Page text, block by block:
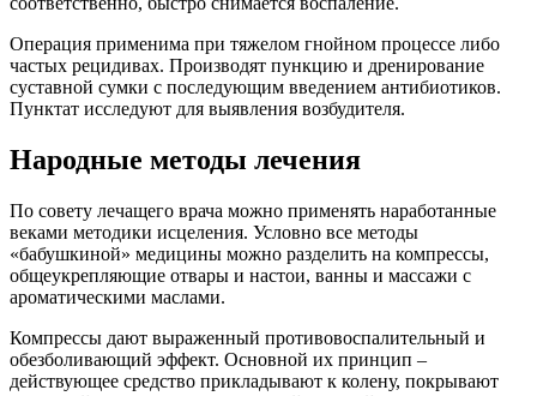
Операция применима при тяжелом гнойном процессе либо
частых рецидивах. Производят пункцию и дренирование
суставной сумки с последующим введением антибиотиков.
Пунктат исследуют для выявления возбудителя.
Народные методы лечения
По совету лечащего врача можно применять наработанные
веками методики исцеления. Условно все методы
«бабушкиной» медицины можно разделить на компрессы,
общеукрепляющие отвары и настои, ванны и массажи с
ароматическими маслами.
Компрессы дают выраженный противовоспалительный и
обезболивающий эффект. Основной их принцип –
действующее средство прикладывают к колену, покрывают